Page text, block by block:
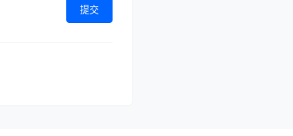
提交